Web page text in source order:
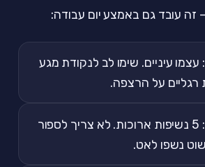
זה עובד גם באמצע יום עבודה:
: עצמו עיניים. שימו לב לנקודת מגע
רגליים על הרצפה.
: 5 נשיפות ארוכות. לא צריך לספור
נשפו לאט.